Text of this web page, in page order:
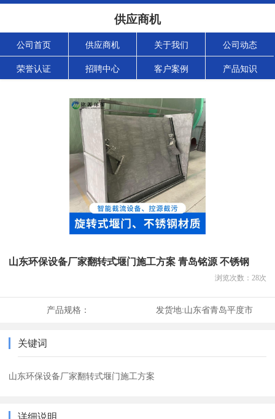
供应商机
公司首页 供应商机 关于我们 公司动态
荣誉认证 招聘中心 客户案例 产品知识
山东环保设备厂家翻转式堰门施工方案 青岛铭源 不锈钢
浏览次数： 28次
产品规格： 发货地:山东省青岛平度市
关键词
山东环保设备厂家翻转式堰门施工方案